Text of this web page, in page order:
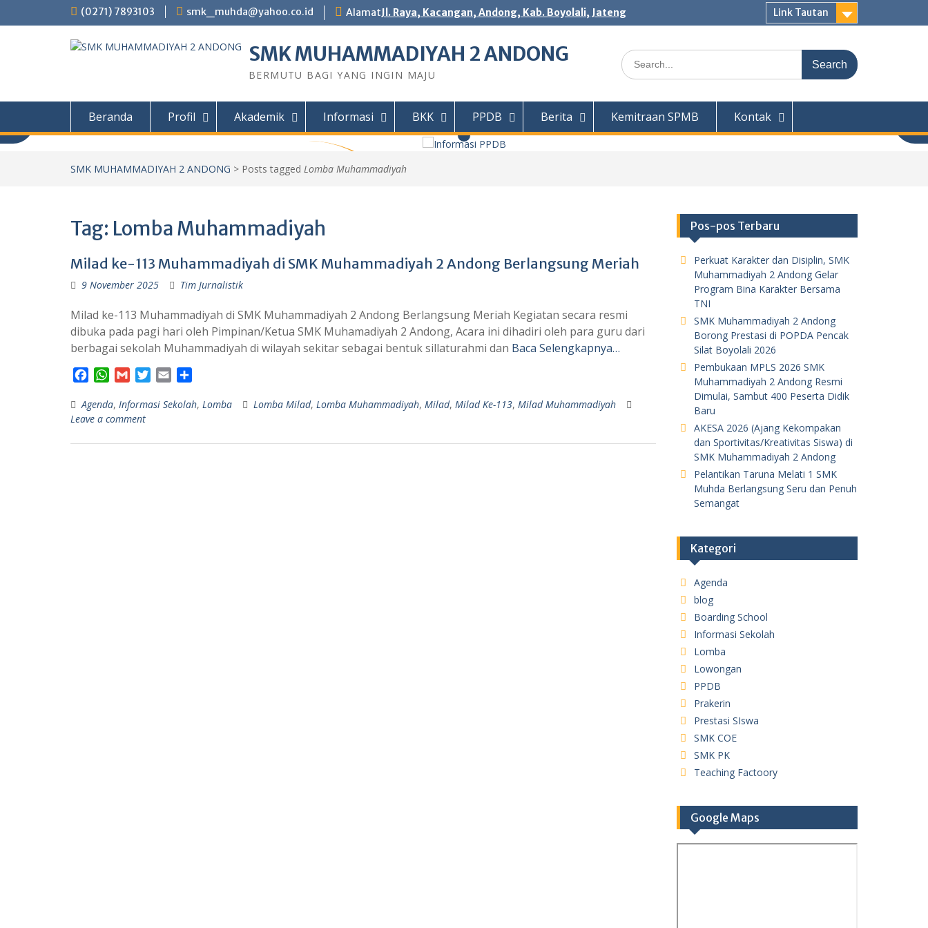
(0271) 7893103 smk_muhda@yahoo.co.id AlamatJl. Raya, Kacangan, Andong, Kab. Boyolali, Jateng Link Tautan
SMK MUHAMMADIYAH 2 ANDONG
BERMUTU BAGI YANG INGIN MAJU
Search
for:
Beranda Profil Akademik Informasi BKK PPDB Berita Kemitraan SPMB Kontak
Informasi PPDB
Kendaraan Ringan (TKR) Teknik Sepeda Motor (TSM)
Teknik Permesinan (TP) Teknik Komputer Jaingan
(TKJ) Desain Komunikasi Visual (DKV) PILIHAN...
SMK MUHAMMADIYAH 2 ANDONG > Posts tagged Lomba Muhammadiyah
Tag: Lomba Muhammadiyah
Milad ke-113 Muhammadiyah di SMK Muhammadiyah 2 Andong Berlangsung Meriah
9 November 2025 Tim Jurnalistik
Milad ke-113 Muhammadiyah di SMK Muhammadiyah 2 Andong Berlangsung Meriah Kegiatan secara resmi
dibuka pada pagi hari oleh Pimpinan/Ketua SMK Muhamadiyah 2 Andong, Acara ini dihadiri oleh para guru dari
berbagai sekolah Muhammadiyah di wilayah sekitar sebagai bentuk sillaturahmi dan Baca Selengkapnya…
c
e
W
a
t
a
i
i
a
a
Agenda, Informasi Sekolah, Lomba Lomba Milad, Lomba Muhammadiyah, Milad, Milad Ke-113, Milad Muhammadiyah
Leave a comment
Pos-pos Terbaru
Perkuat Karakter dan Disiplin, SMK
Muhammadiyah 2 Andong Gelar
Program Bina Karakter Bersama
TNI
SMK Muhammadiyah 2 Andong
Borong Prestasi di POPDA Pencak
Silat Boyolali 2026
Pembukaan MPLS 2026 SMK
Muhammadiyah 2 Andong Resmi
Dimulai, Sambut 400 Peserta Didik
Baru
AKESA 2026 (Ajang Kekompakan
dan Sportivitas/Kreativitas Siswa) di
SMK Muhammadiyah 2 Andong
Pelantikan Taruna Melati 1 SMK
Muhda Berlangsung Seru dan Penuh
Semangat
Kategori
Agenda
blog
Boarding School
Informasi Sekolah
Lomba
Lowongan
PPDB
Prakerin
Prestasi SIswa
SMK COE
SMK PK
Teaching Factoory
Google Maps